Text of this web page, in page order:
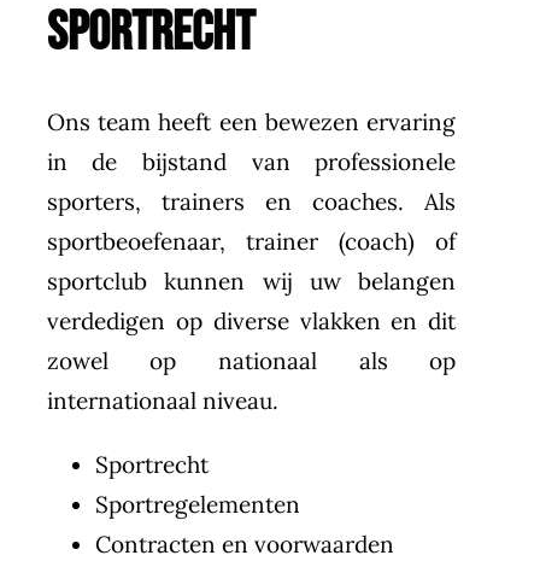
SPORTRECHT
Ons team heeft een bewezen ervaring
in de bijstand van professionele
sporters, trainers en coaches. Als
sportbeoefenaar, trainer (coach) of
sportclub kunnen wij uw belangen
verdedigen op diverse vlakken en dit
zowel op nationaal als op
internationaal niveau.
Sportrecht
Sportregelementen
Contracten en voorwaarden